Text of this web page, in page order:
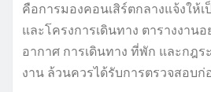
คือการมองคอนเสิร์ตกลางแจ้งให้
และโครงการเดินทาง ตารางงาน
อากาศ การเดินทาง ที่พัก และกฎร
งาน ล้วนควรได้รับการตรวจสอบ